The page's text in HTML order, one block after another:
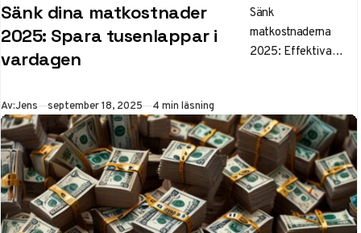
Sänk dina matkostnader
2025: Spara tusenlappar i
vardagen
Sänk
matkostnaderna
2025: Effektiva
kompromissa med
kvalitet.
Momssänkning och
smarta tips för alla
hushållstyper.
Av:Jens Publicerad
september 18, 2025 4 min läsning